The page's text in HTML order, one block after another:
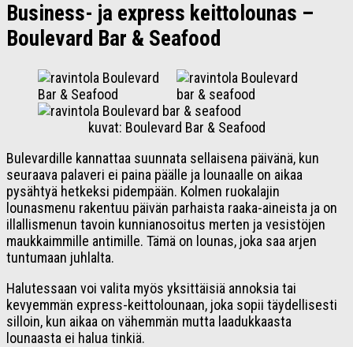
Business- ja express keittolounas –
Boulevard Bar & Seafood
kuvat: Boulevard Bar & Seafood
Bulevardille kannattaa suunnata sellaisena päivänä, kun
seuraava palaveri ei paina päälle ja lounaalle on aikaa
pysähtyä hetkeksi pidempään. Kolmen ruokalajin
lounasmenu rakentuu päivän parhaista raaka-aineista ja on
illallismenun tavoin kunnianosoitus merten ja vesistöjen
maukkaimmille antimille. Tämä on lounas, joka saa arjen
tuntumaan juhlalta.
Halutessaan voi valita myös yksittäisiä annoksia tai
kevyemmän express-keittolounaan, joka sopii täydellisesti
silloin, kun aikaa on vähemmän mutta laadukkaasta
lounaasta ei halua tinkiä.